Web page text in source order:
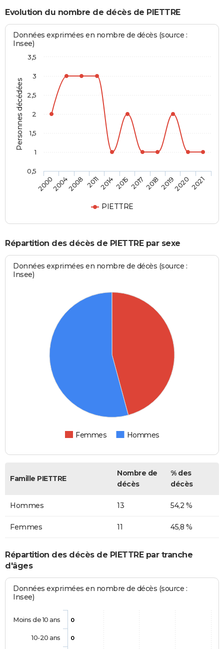
Evolution du nombre de décès de PIETTRE
Personnes décédées
Données exprimées en nombre de décès (source :
Insee)
PIETTRE
200020042008 20112014201520172018201920202021
0,5
1
1,5
2
2,5
3
3,5
Répartition des décès de PIETTRE par sexe
Données exprimées en nombre de décès (source :
Insee)
Femmes Hommes
Famille PIETTRE
Nombre de
décès
% des
décès
Hommes 13 54,2 %
Femmes 11 45,8 %
Répartition des décès de PIETTRE par tranche
d'âges
Données exprimées en nombre de décès (source :
Insee)
0
0
Moins de 10 ans
10-20 ans